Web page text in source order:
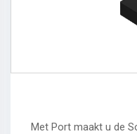
Met Port maakt u de